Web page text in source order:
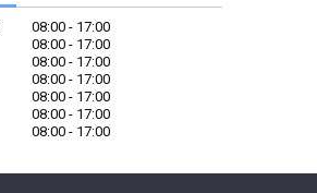
08:00
17:00
08:00
17:00
08:00
17:00
08:00
17:00
08:00
17:00
08:00
17:00
08:00 17:00